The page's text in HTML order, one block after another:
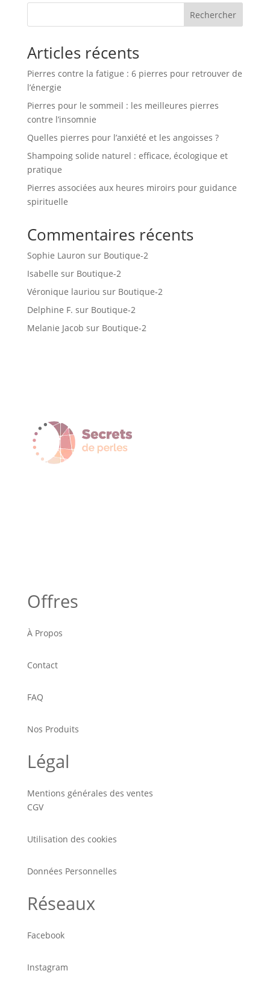
Rechercher
Articles récents
Pierres contre la fatigue : 6 pierres pour retrouver de
l’énergie
Pierres pour le sommeil : les meilleures pierres
contre l’insomnie
Quelles pierres pour l’anxiété et les angoisses ?
Shampoing solide naturel : efficace, écologique et
pratique
Pierres associées aux heures miroirs pour guidance
spirituelle
Commentaires récents
Sophie Lauron sur Boutique-2
Isabelle sur Boutique-2
Véronique lauriou sur Boutique-2
Delphine F. sur Boutique-2
Melanie Jacob sur Boutique-2
Offres
À Propos
Contact
FAQ
Nos Produits
Légal
Mentions générales des ventes
CGV
Utilisation des cookies
Données Personnelles
Réseaux
Facebook
Instagram